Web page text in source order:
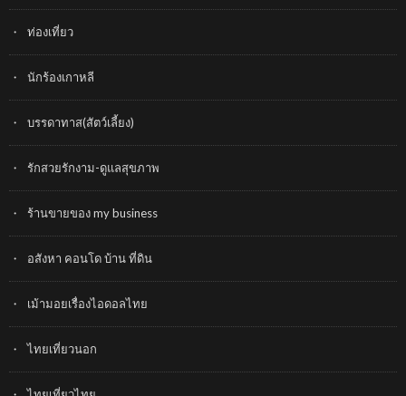
ท่องเที่ยว
นักร้องเกาหลี
บรรดาทาส(สัตว์เลี้ยง)
รักสวยรักงาม-ดูแลสุขภาพ
ร้านขายของ my business
อสังหา คอนโด บ้าน ที่ดิน
เม้ามอยเรื่องไอดอลไทย
ไทยเที่ยวนอก